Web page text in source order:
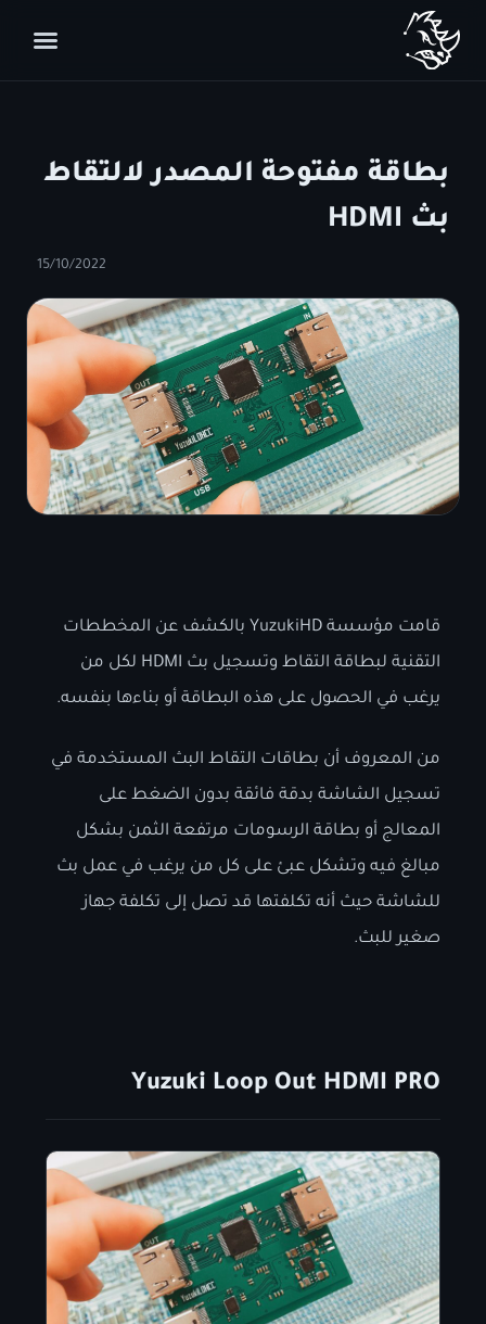
15/10/2022
بطاقة مفتوحة المصدر لالتقاط
بث HDMI
قامت مؤسسة YuzukiHD بالكشف عن المخططات
التقنية لبطاقة التقاط وتسجيل بث HDMI لكل من
يرغب في الحصول على هذه البطاقة أو بناءها بنفسه.
من المعروف أن بطاقات التقاط البث المستخدمة في
تسجيل الشاشة بدقة فائقة بدون الضغط على
المعالج أو بطاقة الرسومات مرتفعة الثمن بشكل
مبالغ فيه وتشكل عبئ على كل من يرغب في عمل بث
للشاشة حيث أنه تكلفتها قد تصل إلى تكلفة جهاز
صغير للبث.
Yuzuki Loop Out HDMI PRO